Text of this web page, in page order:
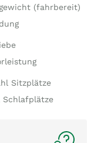
(fahrbereit)
Sitzplätze
Schlafplätze